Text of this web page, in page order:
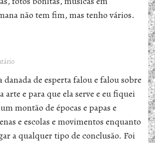
não tem fim, mas tenho vários.
danada de esperta falou e falou sobre
arte e para que ela serve e eu fiquei
montão de épocas e papas e
e escolas e movimentos enquanto
a qualquer tipo de conclusão. Foi